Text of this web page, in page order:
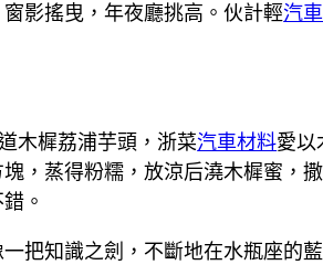
影搖曳，年夜廳挑高。伙計輕汽
木樨荔浦芋頭，浙菜汽車材料愛以
，蒸得粉糯，放涼后澆木樨蜜，
。
把知識之劍，不斷地在水瓶座的